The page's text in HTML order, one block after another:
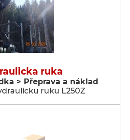
ruka
> Přeprava a náklad
ruku L250Z